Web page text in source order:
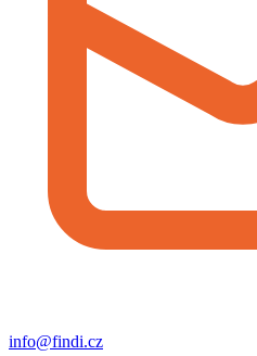
info@findi.cz